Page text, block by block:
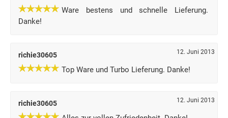
Ware bestens und schnelle Lieferung.
Danke!
richie30605 12. Juni 2013
Top Ware und Turbo Lieferung. Danke!
richie30605 12. Juni 2013